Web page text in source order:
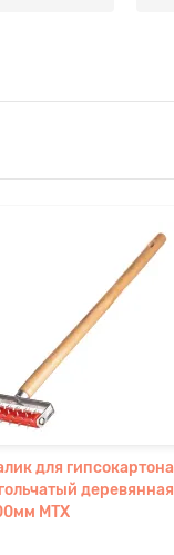
для гипсокартона
деревянная
MTX